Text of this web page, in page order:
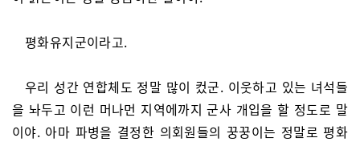
평화유지군이라고.
우리 성간 연합체도 정말 많이 컸군. 이웃하고 있는 녀석들
을 놔두고 이런 머나먼 지역에까지 군사 개입을 할 정도로 말
이야. 아마 파병을 결정한 의회원들의 꿍꿍이는 정말로 평화